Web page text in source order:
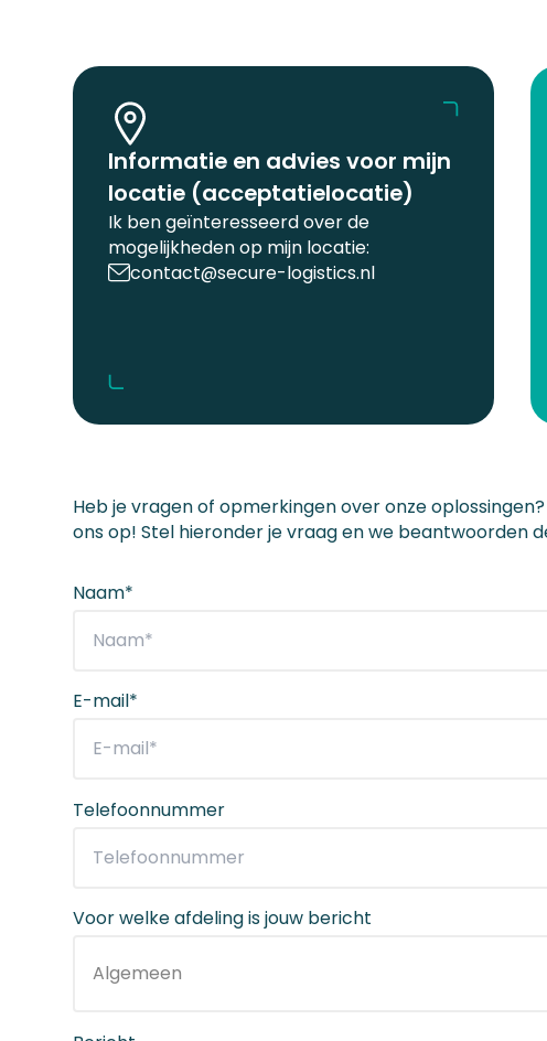
Informatie en advies voor mijn
locatie (acceptatielocatie)
Ik ben geïnteresseerd over de
mogelijkheden op mijn locatie:
contact@secure-logistics.nl
Heb je vragen of opmerkingen over onze
ons op! Stel hieronder je vraag en we beantwoorden
Naam*
E-mail*
Telefoonnummer
Voor welke afdeling is jouw bericht